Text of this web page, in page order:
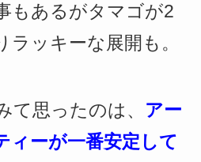
もあるがタマゴが2
ッキーな展開も。
て思ったのは、 アー
ィーが一番安定して